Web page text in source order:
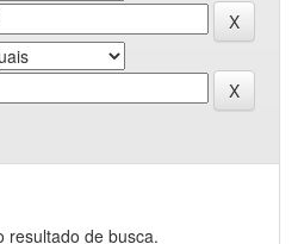
resultado de busca.